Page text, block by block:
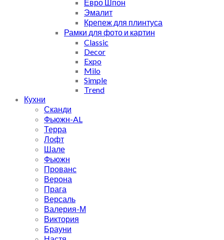
Евро Шпон
Эмалит
Крепеж для плинтуса
Рамки для фото и картин
Classic
Decor
Expo
Milo
Simple
Trend
Кухни
Сканди
Фьюжн-AL
Терра
Лофт
Шале
Фьюжн
Прованс
Верона
Прага
Версаль
Валерия-М
Виктория
Брауни